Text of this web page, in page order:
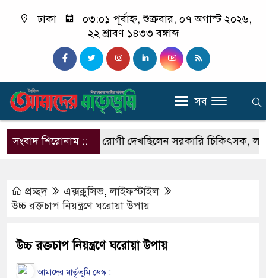
ঢাকা
০৩:০১ পূর্বাহ্ন, শুক্রবার, ০৭ অগাস্ট ২০২৬,
২২ শ্রাবণ ১৪৩৩ বঙ্গাব্দ
সব
সংবাদ শিরোনাম ::
টাইমে ক্লিনিকে রোগী দেখছিলেন সরকারি চিকিৎসক, লাইসেন্স
প্রচ্ছদ এক্সক্লুসিভ,লাইফস্টাইল
উচ্চ রক্তচাপ নিয়ন্ত্রণে ঘরোয়া উপায়
উচ্চ রক্তচাপ নিয়ন্ত্রণে ঘরোয়া উপায়
আমাদের মার্তৃভূমি ডেস্ক :